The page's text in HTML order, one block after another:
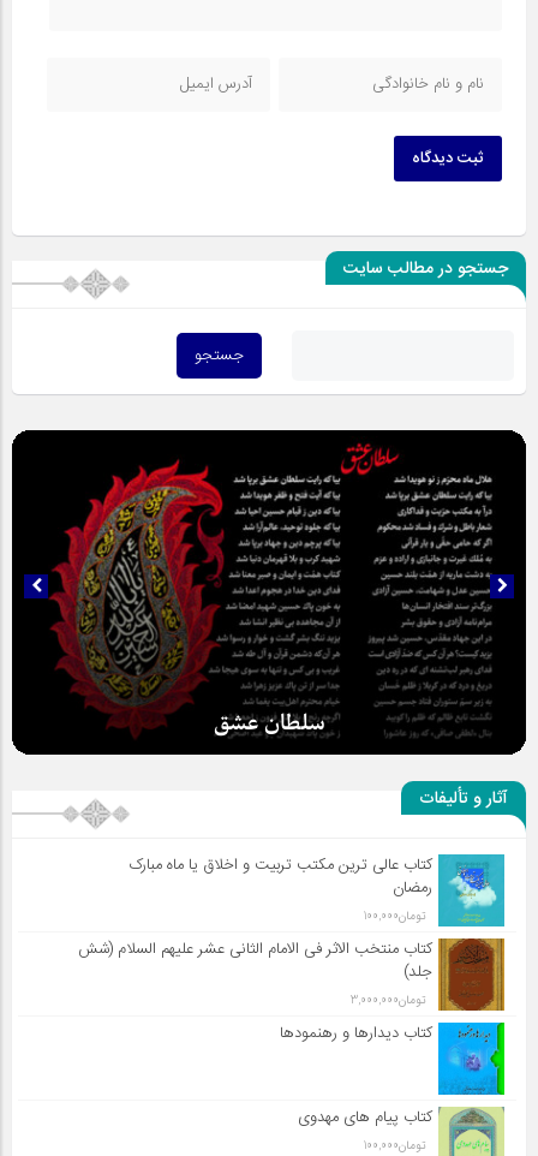
ثبت دیدگاه
جستجو در مطالب سایت
سلطان عشق
آثار و تألیفات
کتاب عالی ترین مکتب تربیت و اخلاق یا ماه مبارک
رمضان
تومان100,000
کتاب منتخب الاثر فی الامام الثانی عشر علیهم السلام (شش
جلد)
تومان3,000,000
کتاب دیدارها و رهنمودها
کتاب پیام های مهدوی
تومان100,000